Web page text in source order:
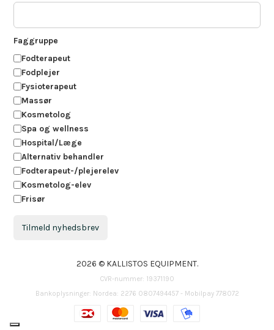
Faggruppe
Fodterapeut
Fodplejer
Fysioterapeut
Massør
Kosmetolog
Spa og wellness
Hospital/Læge
Alternativ behandler
Fodterapeut-/plejerelev
Kosmetolog-elev
Frisør
Tilmeld nyhedsbrev
2026 © KALLISTOS EQUIPMENT.
CVR-nummer: 19371190
Bankoplysninger: Nordea: 2276 0807494457 - Mobilpay 778072